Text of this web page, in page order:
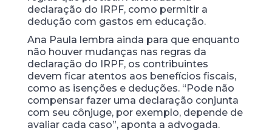
declaração do IRPF, como permitir a
dedução com gastos em educação.
Ana Paula lembra ainda para que enquanto
não houver mudanças nas regras da
declaração do IRPF, os contribuintes
devem ficar atentos aos benefícios fiscais,
como as isenções e deduções. “Pode não
compensar fazer uma declaração conjunta
com seu cônjuge, por exemplo, depende de
avaliar cada caso”, aponta a advogada.